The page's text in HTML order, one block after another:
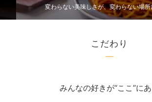
変わらない美味しさが、変わらない場
こだわり
みんなの好きが“ここ”に